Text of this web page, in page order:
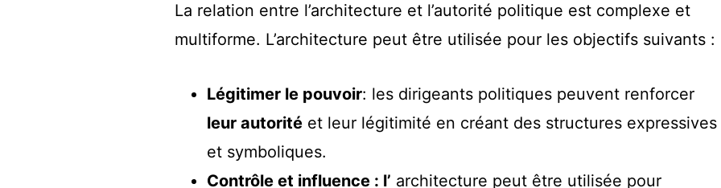
La relation entre l’architecture et l’autorité politique est complexe et
multiforme. L’architecture peut être utilisée pour les objectifs suivants :
Légitimer le pouvoir: les dirigeants politiques peuvent renforcer
leur autorité et leur légitimité en créant des structures expressives
et symboliques.
Contrôle et influence : l’ architecture peut être utilisée pour